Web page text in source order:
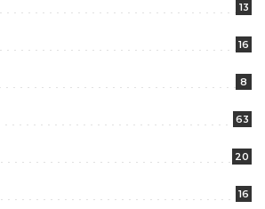
13
16
8
63
20
16